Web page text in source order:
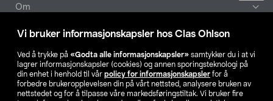
Vi bruker informasjonskapsler hos Clas Ohlson
Ved å trykke på «Godta alle informasjonskapsler» samtykker du i at vi
lagrer informasjonskapsler (cookies) og annen sporingsteknologi på
din enhet i henhold til vår policy for informasjonskapsler for å
forbedre brukeropplevelsen din på vårt nettsted, analysere bruken av
nettstedet og for å tilpasse våre markedsføringstiltak. Vi bruker fire
Om
Aktuelt
Våre selskaper
Finn din butikk